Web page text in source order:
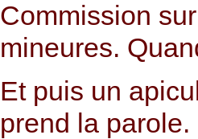
Commission
mineures.
Et puis un
prend la